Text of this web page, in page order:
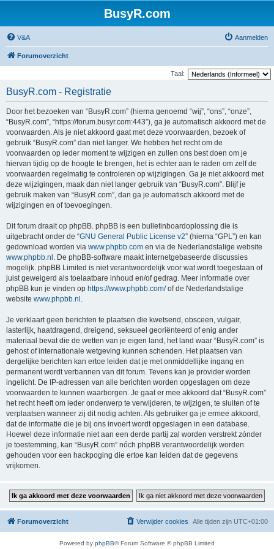
BusyR.com
V&A Aanmelden
Forumoverzicht
Taal:
BusyR.com - Registratie
Door het bezoeken van “BusyR.com” (hierna genoemd “wij”, “ons”, “onze”,
“BusyR.com”, “https://forum.busyr.com:443”), ga je automatisch akkoord met de
voorwaarden. Als je niet akkoord gaat met deze voorwaarden, bezoek of
gebruik “BusyR.com” dan niet langer. We hebben het recht om de
voorwaarden op ieder moment te wijzigen en zullen ons best doen om je
hiervan tijdig op de hoogte te brengen, het is echter aan te raden om zelf de
voorwaarden regelmatig te controleren op wijzigingen. Ga je niet akkoord met
deze wijzigingen, maak dan niet langer gebruik van “BusyR.com”. Blijf je
gebruik maken van “BusyR.com”, dan ga je automatisch akkoord met de
wijzigingen en of toevoegingen.
Dit forum draait op phpBB. phpBB is een bulletinboardoplossing die is
uitgebracht onder de “GNU General Public License v2” (hierna “GPL”) en kan
gedownload worden via www.phpbb.com en via de Nederlandstalige website
www.phpbb.nl . De phpBB-software maakt internetgebaseerde discussies
mogelijk. phpBB Limited is niet verantwoordelijk voor wat wordt toegestaan of
juist geweigerd als toelaatbare inhoud en/of gedrag. Meer informatie over
phpBB kun je vinden op https://www.phpbb.com/of de Nederlandstalige
website www.phpbb.nl .
Je verklaart geen berichten te plaatsen die kwetsend, obsceen, vulgair,
lasterlijk, haatdragend, dreigend, seksueel georiënteerd of enig ander
materiaal bevat die de wetten van je eigen land, het land waar “BusyR.com” is
gehost of internationale wetgeving kunnen schenden. Het plaatsen van
dergelijke berichten kan ertoe leiden dat je met onmiddellijke ingang en
permanent wordt verbannen van dit forum. Tevens kan je provider worden
ingelicht. De IP-adressen van alle berichten worden opgeslagen om deze
voorwaarden te kunnen waarborgen. Je gaat er mee akkoord dat “BusyR.com”
het recht heeft om ieder onderwerp te verwijderen, te wijzigen, te sluiten of te
verplaatsen wanneer zij dit nodig achten. Als gebruiker ga je ermee akkoord,
dat de informatie die je bij ons invoert wordt opgeslagen in een database.
Hoewel deze informatie niet aan een derde partij zal worden verstrekt zónder
je toestemming, kan “BusyR.com” nóch phpBB verantwoordelijk worden
gehouden voor een hackpoging die ertoe kan leiden dat de gegevens
vrijkomen.
Forumoverzicht Alle tijden zijn UTC+01:00
Verwijder cookies
Powered by phpBB® Forum Software © phpBB Limited